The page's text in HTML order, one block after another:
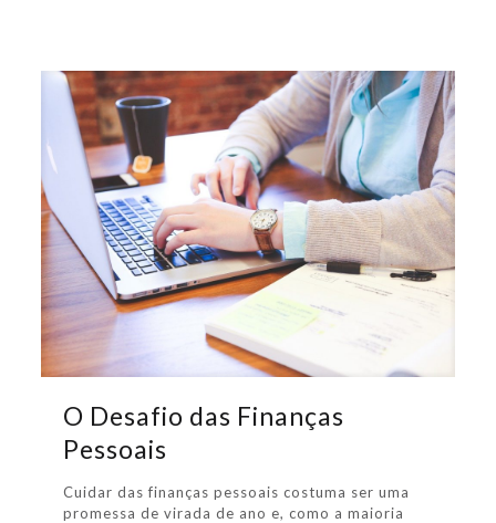
O Desafio das Finanças
Pessoais
Cuidar das finanças pessoais costuma ser uma
promessa de virada de ano e, como a maioria